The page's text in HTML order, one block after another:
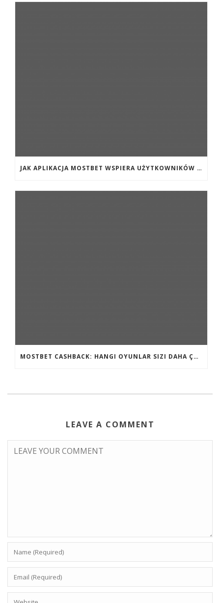
JAK APLIKACJA MOSTBET WSPIERA UŻYTKOWNIKÓW ANDROIDA?
MOSTBET CASHBACK: HANGI OYUNLAR SIZI DAHA ÇOX QAZANA BILƏR?
LEAVE A COMMENT